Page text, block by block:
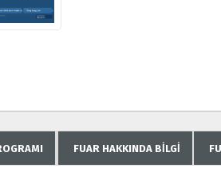
FUAR HAKKINDA BILGI